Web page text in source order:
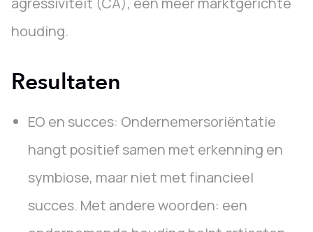
houding.
Resultaten
EO en succes: Ondernemersoriëntatie
hangt positief samen met erkenning en
symbiose, maar niet met financieel
succes. Met andere woorden: een